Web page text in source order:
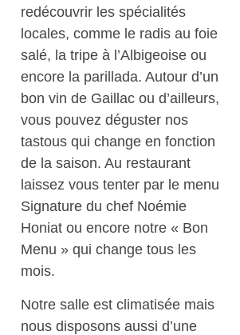
redécouvrir les spécialités
locales, comme le radis au foie
salé, la tripe à l’Albigeoise ou
encore la parillada. Autour d’un
bon vin de Gaillac ou d’ailleurs,
vous pouvez déguster nos
tastous qui change en fonction
de la saison. Au restaurant
laissez vous tenter par le menu
Signature du chef Noémie
Honiat ou encore notre « Bon
Menu » qui change tous les
mois.
Notre salle est climatisée mais
nous disposons aussi d’une